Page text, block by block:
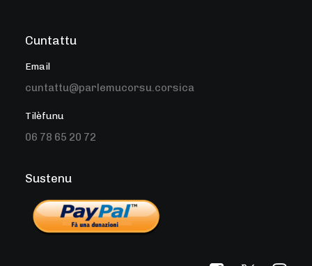
Cuntattu
Email
cuntattu@parlemucorsu.corsica
Tilèfunu
06 78 65 20 72
Sustenu